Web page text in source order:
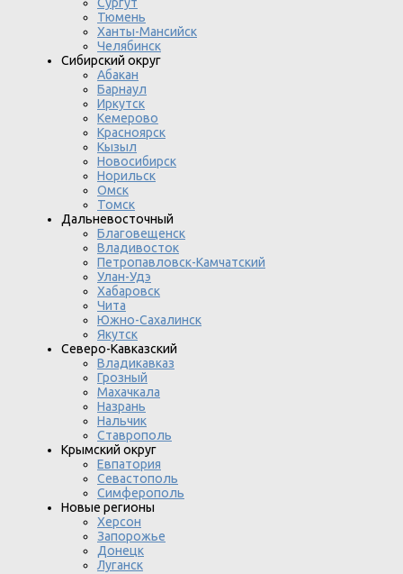
Сургут
Тюмень
Ханты-Мансийск
Челябинск
Сибирский округ
Абакан
Барнаул
Иркутск
Кемерово
Красноярск
Кызыл
Новосибирск
Норильск
Омск
Томск
Дальневосточный
Благовещенск
Владивосток
Петропавловск-Камчатский
Улан-Удэ
Хабаровск
Чита
Южно-Сахалинск
Якутск
Северо-Кавказский
Владикавказ
Грозный
Махачкала
Назрань
Нальчик
Ставрополь
Крымский округ
Евпатория
Севастополь
Симферополь
Новые регионы
Херсон
Запорожье
Донецк
Луганск